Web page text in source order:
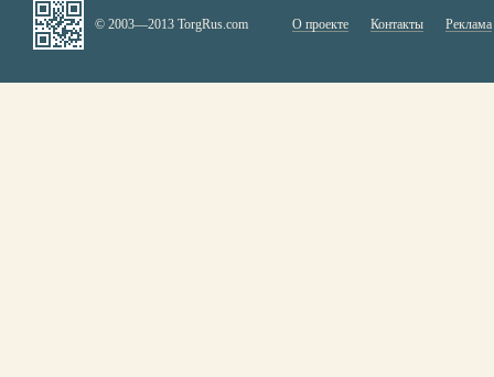
© 2003—2013 TorgRus.com О проекте Контакты Реклама